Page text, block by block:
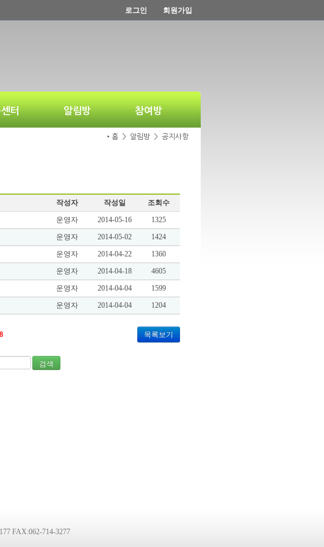
로그인 회원가입
터 알림방 참여방
•홈 > 알림방 > 공지사항
작성자 작성일
조회수
운영자 2014-05-16
1325
운영자 2014-05-02
1424
운영자 2014-04-22
1360
운영자 2014-04-18
4605
운영자 2014-04-04
1599
운영자 2014-04-04 1204
8 목록보기
검색
FAX:062-714-3277